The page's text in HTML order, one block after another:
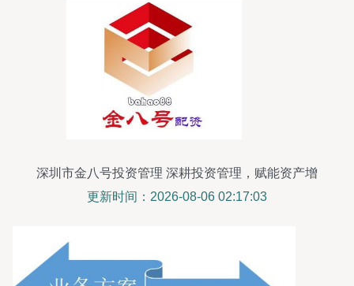
深圳市金八号投资管理 深耕投资管理，赋能资产增
值
更新时间：2026-08-06 02:17:03